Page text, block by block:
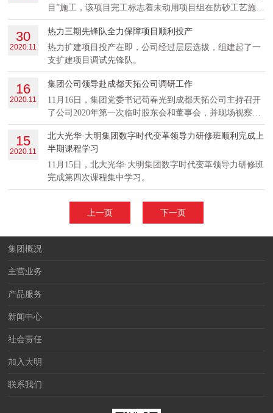
目”施工，该项目完工标志着未动用项目组在防砂工艺施工
方面取得了阶段性的成果，对公司新技术、新工艺培育具
有重大意义。
30
2020.11
热力三期先锋队全力保障项目顺利投产
热力扩建项目投产在即，公司经过层层选拔，组建起了一
支扩建项目调试先锋队。
16
2020.11
集团公司领导赴成都天拓公司调研工作
11月16日，集团党委书记苟春光到成都天拓公司主持召开
了公司2020年第一次临时股东会和董事会，并现场视察了
公司在建项目建设情况。集团公司常务副总裁周冰峰陪同
前往。
15
2020.11
北大光华·大明集团数字时代变革领导力研修班顺利完成上
半期课程学习
11月15日，北大光华·大明集团数字时代变革领导力研修班
完成第四次课程集中学习。
上一页 下一页
集团概况
主营业务
产品服务
新闻中心
社会责任
加入大明
联系我们